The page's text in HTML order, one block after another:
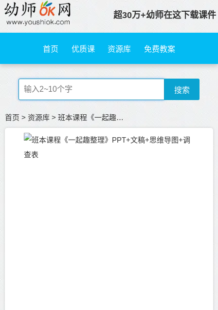
超30万+幼师在这下载课件
首页 优质课 资源库 免费教案
搜索
首页 > 资源库 > 班本课程《一起趣整理》PPT+文稿+思维导图+调查表